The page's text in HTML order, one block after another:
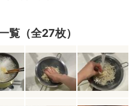
覧（全27枚）